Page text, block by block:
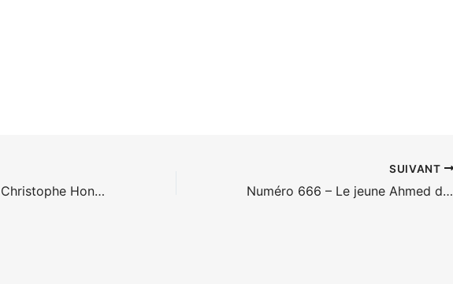
Chambre 212 de Christophe Honoré
SUIVANT
Numéro 666 – Le jeune Ahmed de Luc et Jean-Pierre Dardenne